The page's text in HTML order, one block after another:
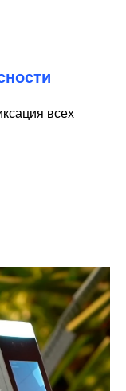
всех